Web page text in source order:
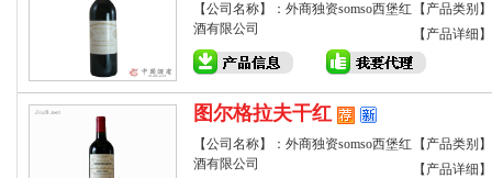
【公司名称】：外商独资somso西堡红
酒有限公司
【产品类别
【产品详细
图尔格拉夫干红
【公司名称】：外商独资somso西堡红
酒有限公司
【产品类别
【产品详细